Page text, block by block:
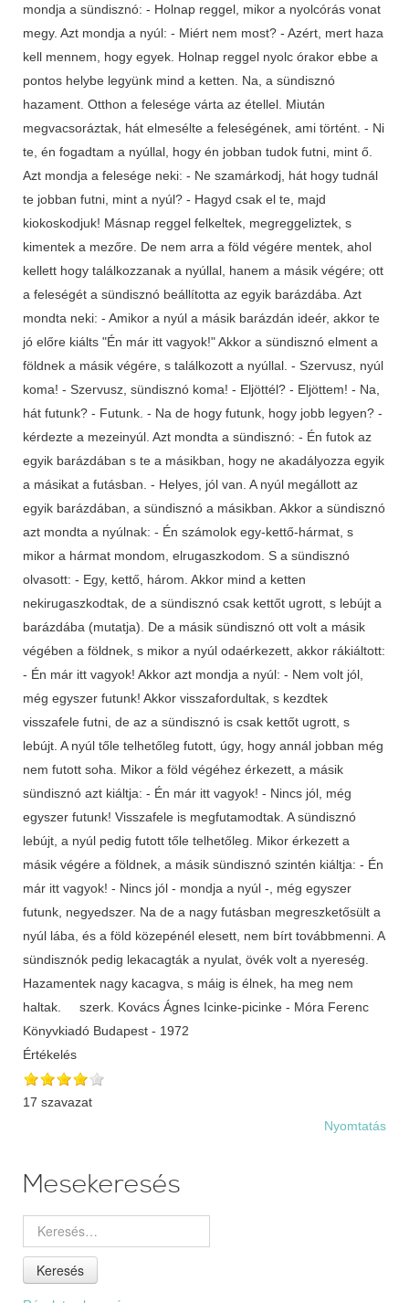
mondja a sündisznó: - Holnap reggel, mikor a nyolcórás vonat
megy. Azt mondja a nyúl: - Miért nem most? - Azért, mert haza
kell mennem, hogy egyek. Holnap reggel nyolc órakor ebbe a
pontos helybe legyünk mind a ketten. Na, a sündisznó
hazament. Otthon a felesége várta az étellel. Miután
megvacsoráztak, hát elmesélte a feleségének, ami történt. - Ni
te, én fogadtam a nyúllal, hogy én jobban tudok futni, mint ő.
Azt mondja a felesége neki: - Ne szamárkodj, hát hogy tudnál
te jobban futni, mint a nyúl? - Hagyd csak el te, majd
kiokoskodjuk! Másnap reggel felkeltek, megreggeliztek, s
kimentek a mezőre. De nem arra a föld végére mentek, ahol
kellett hogy találkozzanak a nyúllal, hanem a másik végére; ott
a feleségét a sündisznó beállította az egyik barázdába. Azt
mondta neki: - Amikor a nyúl a másik barázdán ideér, akkor te
jó előre kiálts "Én már itt vagyok!" Akkor a sündisznó elment a
földnek a másik végére, s találkozott a nyúllal. - Szervusz, nyúl
koma! - Szervusz, sündisznó koma! - Eljöttél? - Eljöttem! - Na,
hát futunk? - Futunk. - Na de hogy futunk, hogy jobb legyen? -
kérdezte a mezeinyúl. Azt mondta a sündisznó: - Én futok az
egyik barázdában s te a másikban, hogy ne akadályozza egyik
a másikat a futásban. - Helyes, jól van. A nyúl megállott az
egyik barázdában, a sündisznó a másikban. Akkor a sündisznó
azt mondta a nyúlnak: - Én számolok egy-kettő-hármat, s
mikor a hármat mondom, elrugaszkodom. S a sündisznó
olvasott: - Egy, kettő, három. Akkor mind a ketten
nekirugaszkodtak, de a sündisznó csak kettőt ugrott, s lebújt a
barázdába (mutatja). De a másik sündisznó ott volt a másik
végében a földnek, s mikor a nyúl odaérkezett, akkor rákiáltott:
- Én már itt vagyok! Akkor azt mondja a nyúl: - Nem volt jól,
még egyszer futunk! Akkor visszafordultak, s kezdtek
visszafele futni, de az a sündisznó is csak kettőt ugrott, s
lebújt. A nyúl tőle telhetőleg futott, úgy, hogy annál jobban még
nem futott soha. Mikor a föld végéhez érkezett, a másik
sündisznó azt kiáltja: - Én már itt vagyok! - Nincs jól, még
egyszer futunk! Visszafele is megfutamodtak. A sündisznó
lebújt, a nyúl pedig futott tőle telhetőleg. Mikor érkezett a
másik végére a földnek, a másik sündisznó szintén kiáltja: - Én
már itt vagyok! - Nincs jól - mondja a nyúl -, még egyszer
futunk, negyedszer. Na de a nagy futásban megreszketősült a
nyúl lába, és a föld közepénél elesett, nem bírt továbbmenni. A
sündisznók pedig lekacagták a nyulat, övék volt a nyereség.
Hazamentek nagy kacagva, s máig is élnek, ha meg nem
haltak. szerk. Kovács Ágnes Icinke-picinke - Móra Ferenc
Könyvkiadó Budapest - 1972
Értékelés
17 szavazat
Nyomtatás
Mesekeresés
Keresés